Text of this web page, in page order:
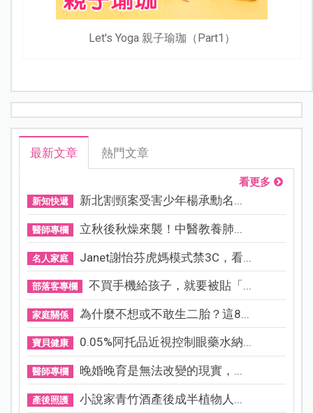
Let's Yoga 親子瑜珈（Part1）
最新文章 熱門文章
看更多
新知快遞 新北割頸案受害少年楊承勳名...
醫師專欄 立秋後秋燥來襲！中醫教養肺...
名人家庭 Janet謝怡芬虎媽模式禁3C，看...
部落客專欄 不買手機給孩子，就要被貼「...
家庭關係 為什麼不想或不敢生二胎？這8...
寶貝健康 0.05%阿托品近視控制眼藥水納...
醫師專欄 晚婚晚育是無法改變的現實，...
產後照護 小說家青竹酒產後成半植物人...